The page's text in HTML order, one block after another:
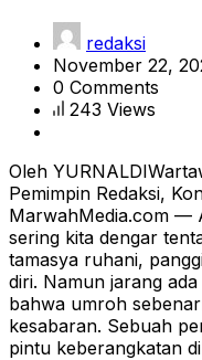
redaksi
November 22,
0 Comments
243 Views
Oleh
Pemimpin Redaksi,
MarwahMedia.com —
sering kita dengar
tamasya ruhani,
diri. Namun jarang
bahwa umroh
kesabaran. Sebuah
pintu keberangkatan